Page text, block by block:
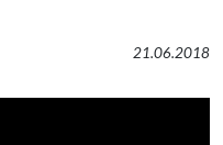
21.06.2018